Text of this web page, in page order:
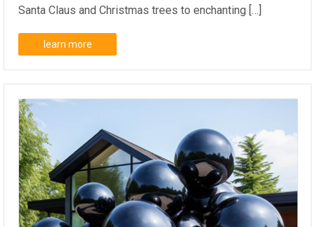
Santa Claus and Christmas trees to enchanting […]
learn more